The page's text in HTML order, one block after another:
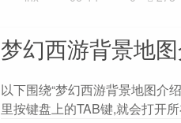
梦幻西游背景地
以下围绕“梦幻西游背景地图介
里按键盘上的TAB键,就会打开